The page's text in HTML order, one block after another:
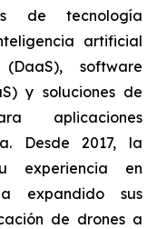
de tecnología
artificial
software
y soluciones de
aplicaciones
Desde 2017, la
experiencia en
expandido sus
de drones a